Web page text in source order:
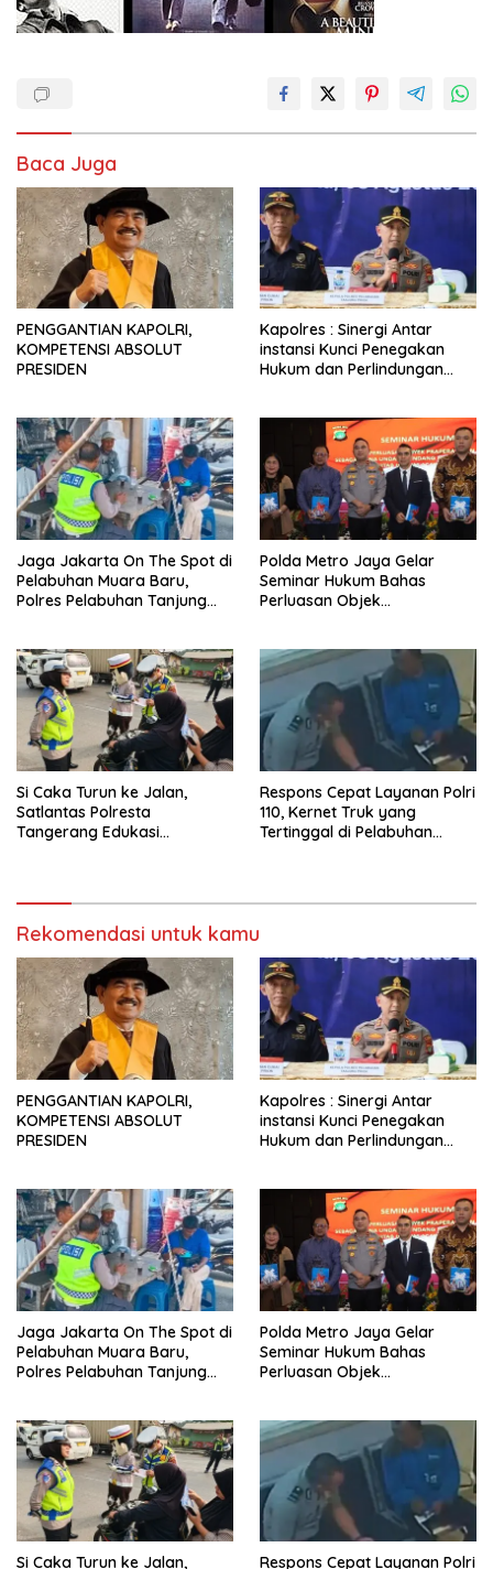
Baca Juga
PENGGANTIAN KAPOLRI,
KOMPETENSI ABSOLUT
PRESIDEN
Kapolres : Sinergi Antar
instansi Kunci Penegakan
Hukum dan Perlindungan
Penyelundupan Harley-
Davidson Bekas.
Jaga Jakarta On The Spot di
Pelabuhan Muara Baru,
Polres Pelabuhan Tanjung
Masyarakat
Polda Metro Jaya Gelar
Seminar Hukum Bahas
Perluasan Objek
Si Caka Turun ke Jalan,
Satlantas Polresta
Tangerang Edukasi
Respons Cepat Layanan Polri
110, Kernet Truk yang
Tertinggal di Pelabuhan
Rekomendasi untuk kamu
PENGGANTIAN KAPOLRI,
KOMPETENSI ABSOLUT
PRESIDEN
Kapolres : Sinergi Antar
instansi Kunci Penegakan
Hukum dan Perlindungan
Penyelundupan Harley-
Davidson Bekas.
Jaga Jakarta On The Spot di
Pelabuhan Muara Baru,
Polres Pelabuhan Tanjung
Masyarakat
Polda Metro Jaya Gelar
Seminar Hukum Bahas
Perluasan Objek
Si Caka Turun ke Jalan, Respons Cepat Layanan Polri